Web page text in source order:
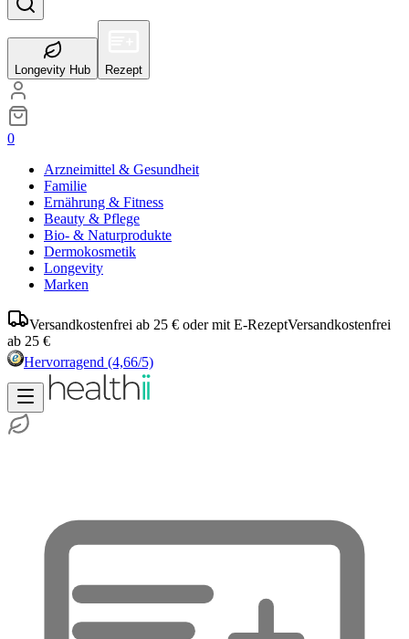
Longevity Hub Rezept
0
Arzneimittel & Gesundheit
Familie
Ernährung & Fitness
Beauty & Pflege
Bio- & Naturprodukte
Dermokosmetik
Longevity
Marken
Versandkostenfrei ab 25 € oder mit E-RezeptVersandkostenfrei
ab 25 €
Hervorragend (4,66/5)